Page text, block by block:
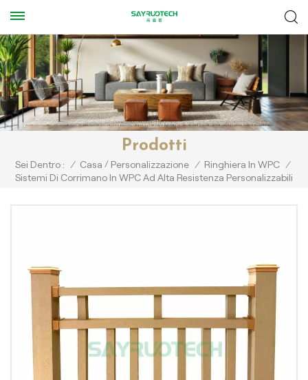
Prodotti
Sei Dentro : / Casa / Personalizzazione / Ringhiera In WPC /
Sistemi Di Corrimano In WPC Ad Alta Resistenza Personalizzabili